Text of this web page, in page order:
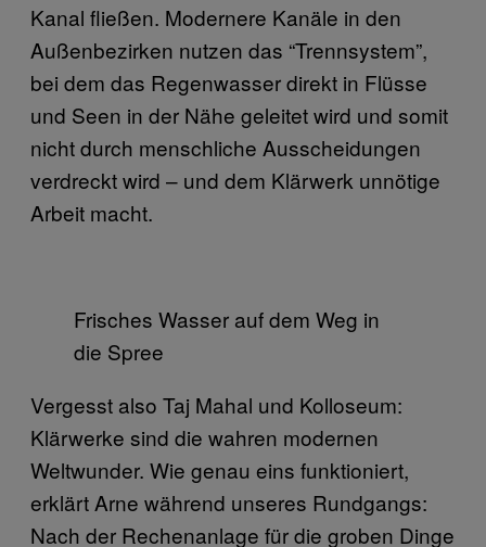
Kanal fließen. Modernere Kanäle in den
Außenbezirken nutzen das “Trennsystem”,
bei dem das Regenwasser direkt in Flüsse
und Seen in der Nähe geleitet wird und somit
nicht durch menschliche Ausscheidungen
verdreckt wird – und dem Klärwerk unnötige
Arbeit macht.
Frisches Wasser auf dem Weg in
die Spree
Vergesst also Taj Mahal und Kolloseum:
Klärwerke sind die wahren modernen
Weltwunder. Wie genau eins funktioniert,
erklärt Arne während unseres Rundgangs:
Nach der Rechenanlage für die groben Dinge